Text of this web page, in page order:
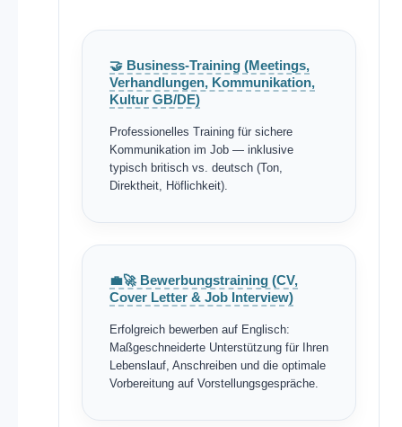
🤝 Business-Training (Meetings,
Verhandlungen, Kommunikation,
Kultur GB/DE)
Professionelles Training für sichere
Kommunikation im Job — inklusive
typisch britisch vs. deutsch (Ton,
Direktheit, Höflichkeit).
💼🚀 Bewerbungstraining (CV,
Cover Letter & Job Interview)
Erfolgreich bewerben auf Englisch:
Maßgeschneiderte Unterstützung für Ihren
Lebenslauf, Anschreiben und die optimale
Vorbereitung auf Vorstellungsgespräche.